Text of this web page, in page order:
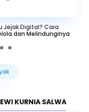
Jejak Digital? Cara
dan Melindunginya
KURNIA SALWA